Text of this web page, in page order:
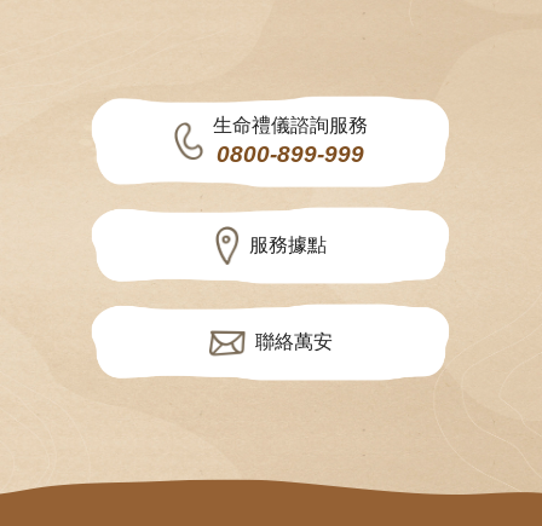
生命禮儀諮詢服務
0800-899-999
服務據點
聯絡萬安